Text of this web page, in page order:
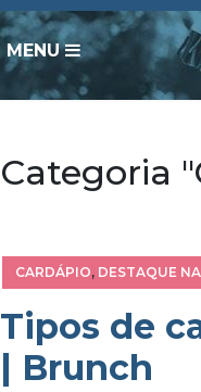
MENU
Categoria
CARDÁPIO, DESTAQUE
Tipos de
| Brunch